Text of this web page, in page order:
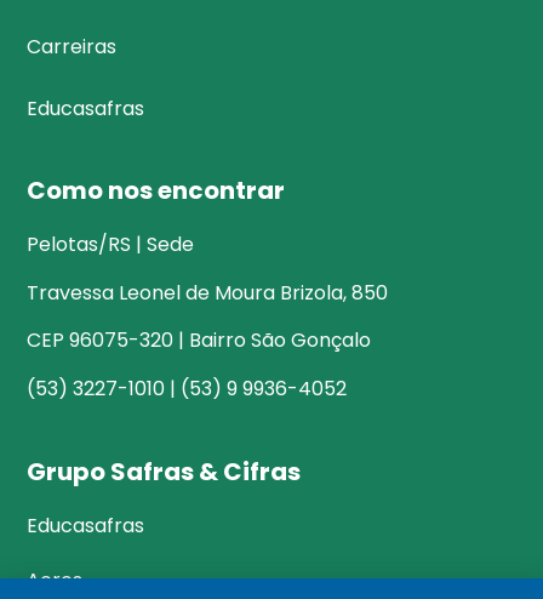
Carreiras
Educasafras
Como nos encontrar
Pelotas/RS | Sede
Travessa Leonel de Moura Brizola, 850
CEP 96075-320 | Bairro São Gonçalo
(53) 3227-1010 | (53) 9 9936-4052
Grupo Safras & Cifras
Educasafras
Acres